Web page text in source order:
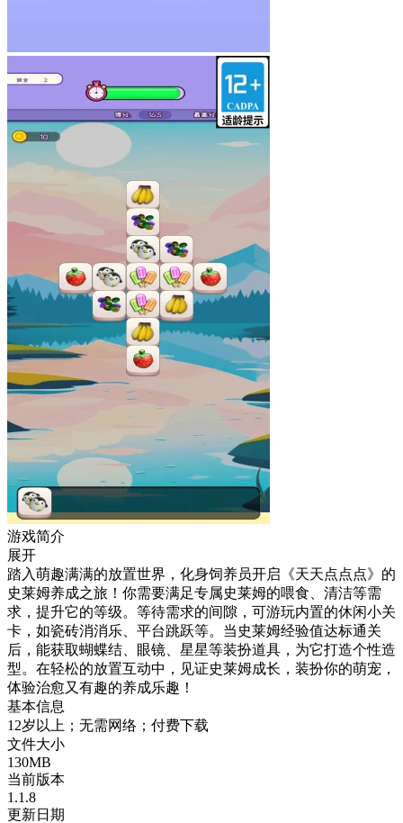
游戏简介
展开
踏入萌趣满满的放置世界，化身饲养员开启《天天点点点》的
史莱姆养成之旅！你需要满足专属史莱姆的喂食、清洁等需
求，提升它的等级。等待需求的间隙，可游玩内置的休闲小关
卡，如瓷砖消消乐、平台跳跃等。当史莱姆经验值达标通关
后，能获取蝴蝶结、眼镜、星星等装扮道具，为它打造个性造
型。在轻松的放置互动中，见证史莱姆成长，装扮你的萌宠，
体验治愈又有趣的养成乐趣！
基本信息
12岁以上；无需网络；付费下载
文件大小
130MB
当前版本
1.1.8
更新日期